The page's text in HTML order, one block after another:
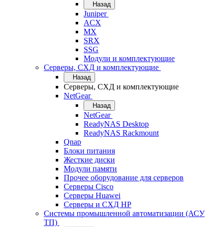
Назад
Juniper
ACX
MX
SRX
SSG
Модули и комплектующие
Серверы, СХД и комплектующие
Назад
Серверы, СХД и комплектующие
NetGear
Назад
NetGear
ReadyNAS Desktop
ReadyNAS Rackmount
Qnap
Блоки питания
Жесткие диски
Модули памяти
Прочее оборудование для серверов
Серверы Cisco
Серверы Huawei
Серверы и СХД HP
Системы промышленной автоматизации (АСУ
ТП)